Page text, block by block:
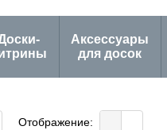
Аксессуары
для досок
Отображение: